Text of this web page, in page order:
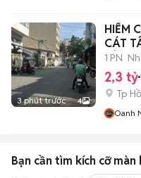
3 phút trước 4
HIẾM
CÁT
TỶ
1 PN
2,3 tỷ
Tp
Oanh
Bạn cần tìm kích cỡ màn